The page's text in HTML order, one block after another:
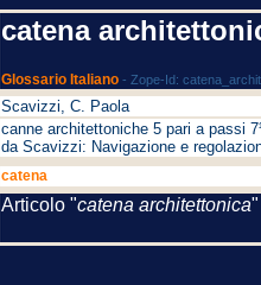
catena
Glossario Italiano - Zope-Id:
Scavizzi, C. Paola
canne architettoniche 5 pari a passi
da Scavizzi: Navigazione e
catena
Articolo "catena architettonica"